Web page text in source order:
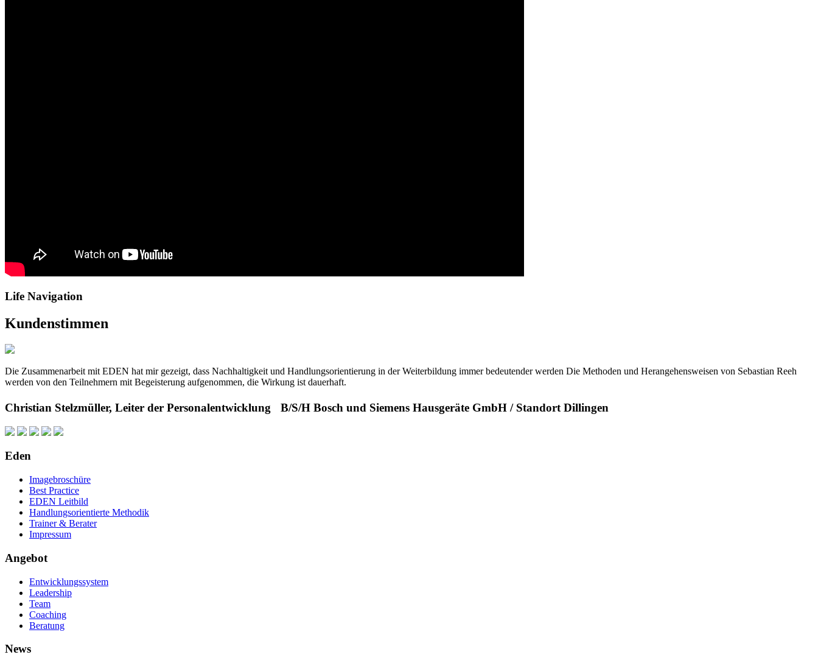
Life Navigation
Kundenstimmen
Die Zusammenarbeit mit EDEN hat mir gezeigt, dass Nachhaltigkeit und Handlungsorientierung in der Weiterbildung immer bedeutender werden Die Methoden und Herangehensweisen von Sebastian Reeh
werden von den Teilnehmern mit Begeisterung aufgenommen, die Wirkung ist dauerhaft.
Christian Stelzmüller, Leiter der Personalentwicklung B/S/H Bosch und Siemens Hausgeräte GmbH / Standort Dillingen
Eden
Imagebroschüre
Best Practice
EDEN Leitbild
Handlungsorientierte Methodik
Trainer & Berater
Impressum
Angebot
Entwicklungssystem
Leadership
Team
Coaching
Beratung
News